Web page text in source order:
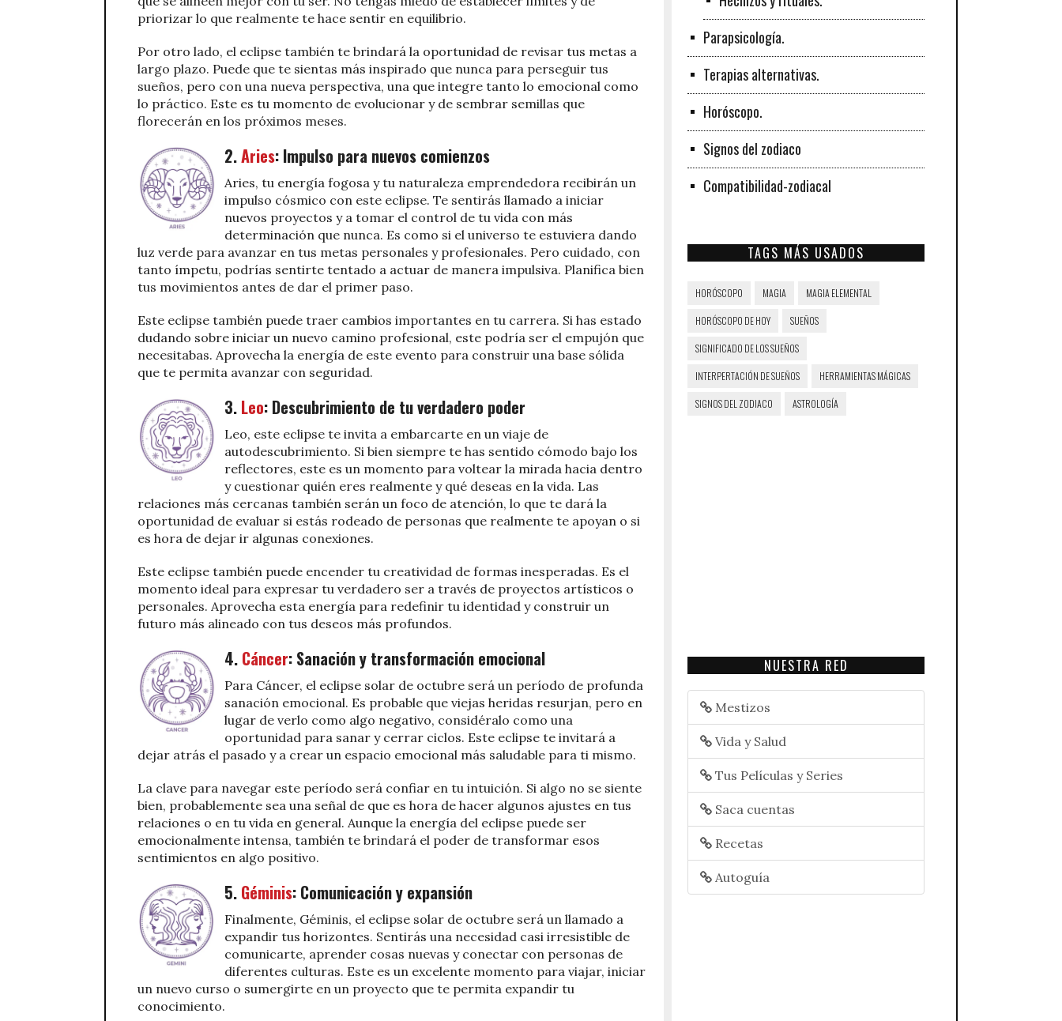
priorizar lo que realmente te hace sentir en equilibrio.
Por otro lado, el eclipse también te brindará la oportunidad de revisar tus metas a
largo plazo. Puede que te sientas más inspirado que nunca para perseguir tus
sueños, pero con una nueva perspectiva, una que integre tanto lo emocional como
lo práctico. Este es tu momento de evolucionar y de sembrar semillas que
florecerán en los próximos meses.
2.Aries: Impulso para nuevos comienzos
Aries, tu energía fogosa y tu naturaleza emprendedora recibirán un
impulso cósmico con este eclipse. Te sentirás llamado a iniciar
nuevos proyectos y a tomar el control de tu vida con más
determinación que nunca. Es como si el universo te estuviera dando
luz verde para avanzar en tus metas personales y profesionales. Pero cuidado, con
tanto ímpetu, podrías sentirte tentado a actuar de manera impulsiva. Planifica bien
tus movimientos antes de dar el primer paso.
Este eclipse también puede traer cambios importantes en tu carrera. Si has estado
dudando sobre iniciar un nuevo camino profesional, este podría ser el empujón que
necesitabas. Aprovecha la energía de este evento para construir una base sólida
que te permita avanzar con seguridad.
3. Leo: Descubrimiento de tu verdadero poder
Leo, este eclipse te invita a embarcarte en un viaje de
autodescubrimiento. Si bien siempre te has sentido cómodo bajo los
reflectores, este es un momento para voltear la mirada hacia dentro
y cuestionar quién eres realmente y qué deseas en la vida. Las
relaciones más cercanas también serán un foco de atención, lo que te dará la
oportunidad de evaluar si estás rodeado de personas que realmente te apoyan o si
es hora de dejar ir algunas conexiones.
Este eclipse también puede encender tu creatividad de formas inesperadas. Es el
momento ideal para expresar tu verdadero ser a través de proyectos artísticos o
personales. Aprovecha esta energía para redefinir tu identidad y construir un
futuro más alineado con tus deseos más profundos.
4. Cáncer: Sanación y transformación emocional
Para Cáncer, el eclipse solar de octubre será un período de profunda
sanación emocional. Es probable que viejas heridas resurjan, pero en
lugar de verlo como algo negativo, considéralo como una
oportunidad para sanar y cerrar ciclos. Este eclipse te invitará a
dejar atrás el pasado y a crear un espacio emocional más saludable para ti mismo.
La clave para navegar este período será confiar en tu intuición. Si algo no se siente
bien, probablemente sea una señal de que es hora de hacer algunos ajustes en tus
relaciones o en tu vida en general. Aunque la energía del eclipse puede ser
emocionalmente intensa, también te brindará el poder de transformar esos
sentimientos en algo positivo.
5. Géminis: Comunicación y expansión
Finalmente, Géminis, el eclipse solar de octubre será un llamado a
expandir tus horizontes. Sentirás una necesidad casi irresistible de
comunicarte, aprender cosas nuevas y conectar con personas de
diferentes culturas. Este es un excelente momento para viajar, iniciar
un nuevo curso o sumergirte en un proyecto que te permita expandir tu
conocimiento.
Parapsicología.
Terapias alternativas.
Horóscopo.
Signos del zodiaco
Compatibilidad-zodiacal
TAGS MÁS USADOS
HORÓSCOPO MAGIA MAGIA ELEMENTAL
HORÓSCOPO DE HOY SUEÑOS
SIGNIFICADO DE LOS SUEÑOS
INTERPERTACIÓN DE SUEÑOS HERRAMIENTAS MÁGICAS
SIGNOS DEL ZODIACO ASTROLOGÍA
NUESTRA RED
Mestizos
Vida y Salud
Tus Películas y Series
Saca cuentas
Recetas
Autoguía